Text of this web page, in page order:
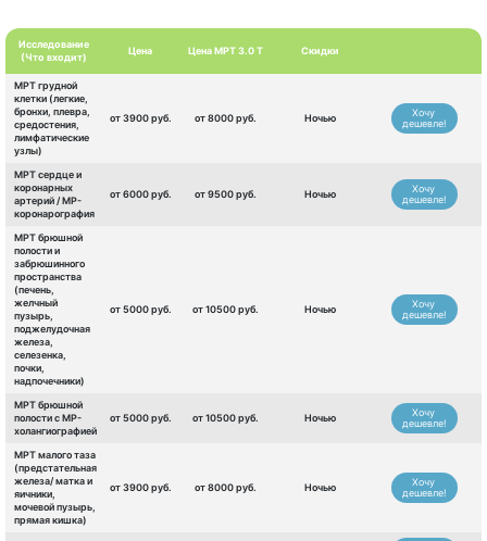
Исследование
(Что входит)
Цена Цена МРТ 3.0 Т Скидки
МРТ грудной
клетки (легкие,
бронхи, плевра,
средостения,
лимфатические
узлы)
от 3900 руб. от 8000 руб. Ночью
Хочу
дешевле!
МРТ сердце и
коронарных
артерий / МР-
коронарография
от 6000 руб. от 9500 руб. Ночью
Хочу
дешевле!
МРТ брюшной
полости и
забрюшинного
пространства
(печень,
желчный
пузырь,
поджелудочная
железа,
селезенка,
почки,
надпочечники)
от 5000 руб. от 10500 руб. Ночью
Хочу
дешевле!
МРТ брюшной
полости с МР-
холангиографией
от 5000 руб. от 10500 руб. Ночью
Хочу
дешевле!
МРТ малого таза
(предстательная
железа/ матка и
яичники,
мочевой пузырь,
прямая кишка)
от 3900 руб. от 8000 руб. Ночью
Хочу
дешевле!